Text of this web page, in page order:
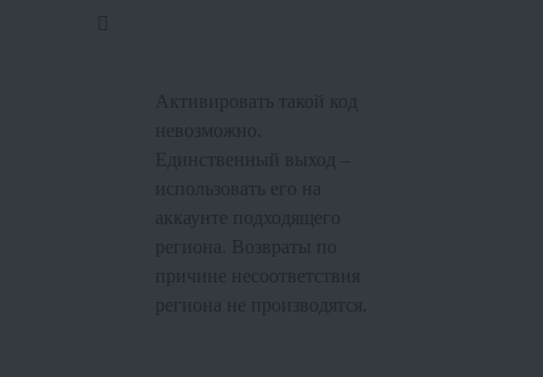
невозможно.
аккаунте подходящего
региона. Возвраты по